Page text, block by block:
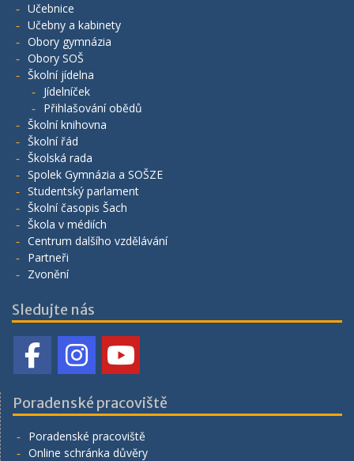
Učebnice
Učebny a kabinety
Obory gymnázia
Obory SOŠ
Školní jídelna
Jídelníček
Přihlašování obědů
Školní knihovna
Školní řád
Školská rada
Spolek Gymnázia a SOŠZE
Studentský parlament
Školní časopis Šach
Škola v médiích
Centrum dalšího vzdělávání
Partneři
Zvonění
Sledujte nás
Poradenské pracoviště
Poradenské pracoviště
Online schránka důvěry